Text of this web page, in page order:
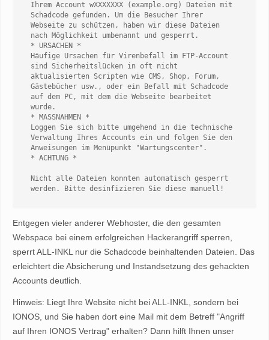
Ihrem Account wXXXXXXX (example.org) Dateien mit
Schadcode gefunden. Um die Besucher Ihrer
Webseite zu schützen, haben wir diese Dateien
nach Möglichkeit umbenannt und gesperrt.
* URSACHEN *
Häufige Ursachen für Virenbefall im FTP-Account
sind Sicherheitslücken in oft nicht
aktualisierten Scripten wie CMS, Shop, Forum,
Gästebücher usw., oder ein Befall mit Schadcode
auf dem PC, mit dem die Webseite bearbeitet
wurde.
* MASSNAHMEN *
Loggen Sie sich bitte umgehend in die technische
Verwaltung Ihres Accounts ein und folgen Sie den
Anweisungen im Menüpunkt "Wartungscenter".
* ACHTUNG *
Nicht alle Dateien konnten automatisch gesperrt
Entgegen vieler anderer Webhoster, die den gesamten
Webspace bei einem erfolgreichen Hackerangriff sperren,
sperrt ALL-INKL nur die Schadcode beinhaltenden Dateien. Das
erleichtert die Absicherung und Instandsetzung des gehackten
Accounts deutlich.
Hinweis: Liegt Ihre Website nicht bei ALL-INKL, sondern bei
IONOS, und Sie haben dort eine Mail mit dem Betreff "Angriff
auf Ihren IONOS Vertrag" erhalten? Dann hilft Ihnen unser